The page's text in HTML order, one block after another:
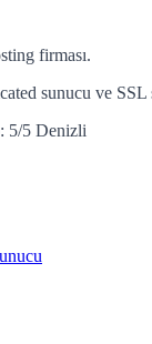
firması.
sunucu ve
5/5 Denizli